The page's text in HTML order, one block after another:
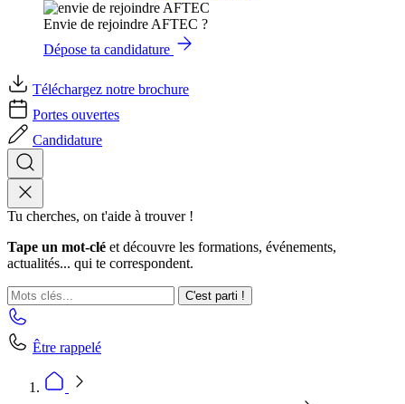
Envie de rejoindre AFTEC ?
Dépose ta candidature
Téléchargez notre brochure
Portes ouvertes
Candidature
Tu cherches, on t'aide à trouver !
Tape un mot-clé et découvre les formations, événements,
actualités... qui te correspondent.
C'est parti !
Être rappelé